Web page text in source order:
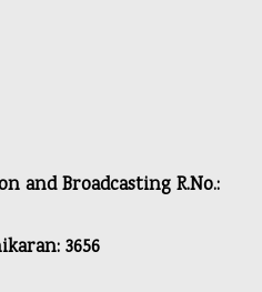
and Broadcasting R.No.:
3656